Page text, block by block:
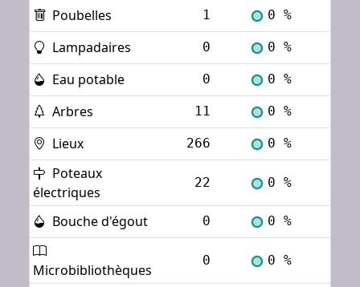
Poubelles 1 0 %
Lampadaires 0 0 %
Eau potable 0 0 %
Arbres 11 0 %
Lieux 266 0 %
Poteaux
électriques
22 0 %
Bouche d'égout 0 0 %
Microbibliothèques
0 0 %